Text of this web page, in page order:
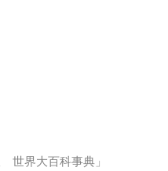
世界大百科事典」